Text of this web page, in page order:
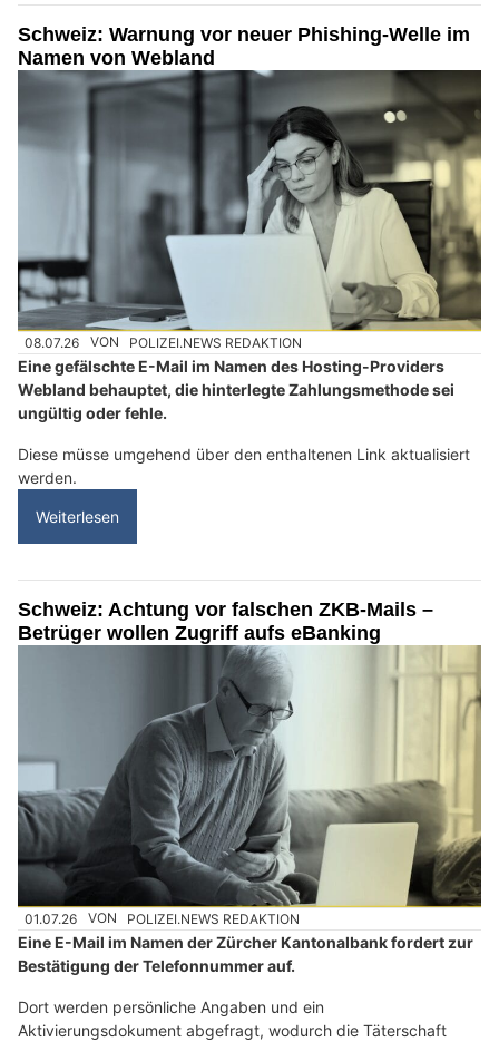
Schweiz: Warnung vor neuer Phishing-Welle im
Namen von Webland
08.07.26 VON POLIZEI.NEWS REDAKTION
Eine gefälschte E-Mail im Namen des Hosting-Providers
Webland behauptet, die hinterlegte Zahlungsmethode sei
ungültig oder fehle.
Diese müsse umgehend über den enthaltenen Link aktualisiert
werden.
Weiterlesen
Schweiz: Achtung vor falschen ZKB-Mails –
Betrüger wollen Zugriff aufs eBanking
01.07.26 VON POLIZEI.NEWS REDAKTION
Eine E-Mail im Namen der Zürcher Kantonalbank fordert zur
Bestätigung der Telefonnummer auf.
Dort werden persönliche Angaben und ein
Aktivierungsdokument abgefragt, wodurch die Täterschaft